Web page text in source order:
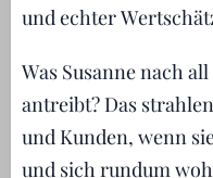
und echter
Was Susanne nach
antreibt? Das
und Kunden, wenn
und sich rundum